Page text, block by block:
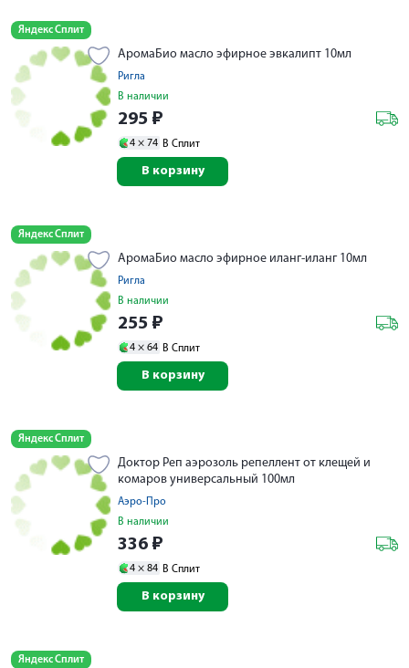
Яндекс Сплит
АромаБио масло эфирное эвкалипт 10мл
Ригла
В наличии
295 ₽
4 × 74 В Сплит
В корзину
Яндекс Сплит
АромаБио масло эфирное иланг-иланг 10мл
Ригла
В наличии
255 ₽
4 × 64 В Сплит
В корзину
Яндекс Сплит
Доктор Реп аэрозоль репеллент от клещей и
комаров универсальный 100мл
Аэро-Про
В наличии
336 ₽
4 × 84 В Сплит
В корзину
Яндекс Сплит